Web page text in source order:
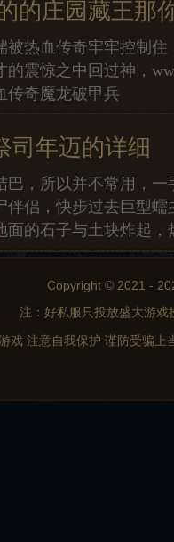
的庄园藏王那
被热血传奇牢牢控制
震惊之中回过神，
奇魔龙破甲兵
司年迈的详细
巴，所以并不常用，
伴侣，快步过去巨型
面的石子与土块炸起，
Copyright © 2021 -
注：好私服只投放盛大游
戏 注意自我保护 谨防受骗